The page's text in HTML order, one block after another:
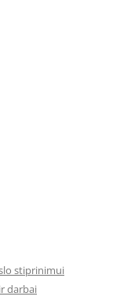
stiprinimui
darbai